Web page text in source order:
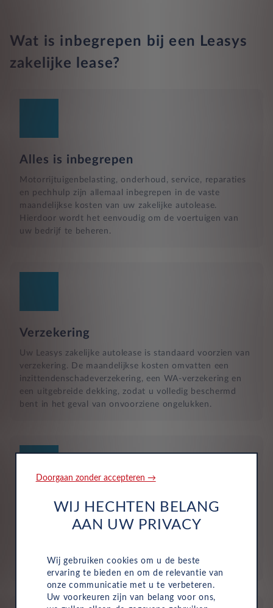
Wat is inbegrepen bij een Leasys
zakelijke lease?
Alles is inbegrepen
Motorrijtuigenbelasting, onderhoud, service, reparaties
en pechhulp zijn allemaal inbegrepen in de vaste
maandelijkse kosten van uw zakelijke autolease.
Hierdoor wordt het eenvoudig om de voertuigen van
uw bedrijf te beheren.
Verzekering
Uw Leasys zakelijke autolease is standaard voorzien van
verzekering. De maandelijkse kosten omvatten een
inzittendenschadeverzekering, een WA-verzekering en
een uitgebreide dekking, zodat u volledig beschermd
bent in het geval van onvoorziene ongelukken.
Geen investering of aanbetaling nodig
Bij zakelijke lease is de leasemaatschappij eigenaar van
maken met onverwachte rekeningen.
Doorgaan zonder accepteren →
WIJ HECHTEN BELANG
AAN UW PRIVACY
Wij gebruiken cookies om u de beste
ervaring te bieden en om de relevantie van
onze communicatie met u te verbeteren.
Uw voorkeuren zijn van belang voor ons,